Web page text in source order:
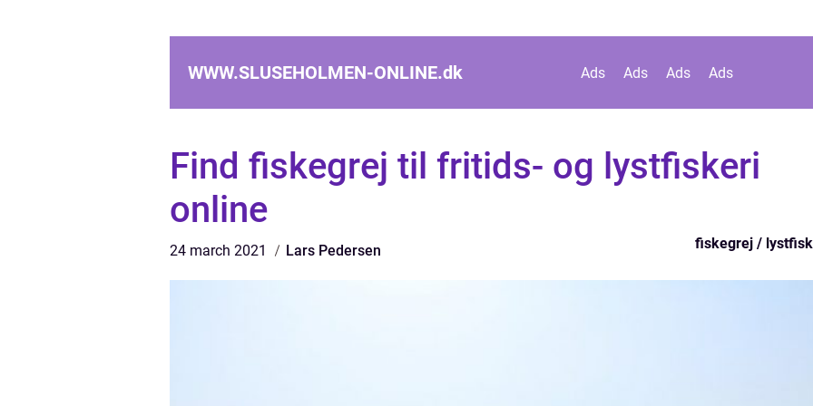
WWW.SLUSEHOLMEN-ONLINE.dk Ads Ads Ads Ads
Find fiskegrej til fritids- og lystfiskeri
online
24 march 2021 Lars Pedersen fiskegrej /